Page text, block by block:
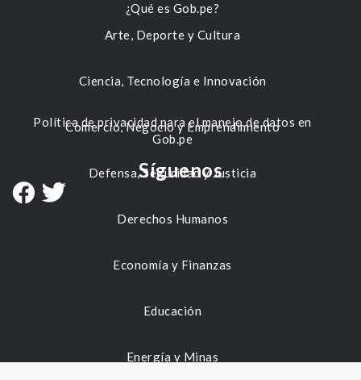
Arte, Deporte y Cultura
Ciencia, Tecnología e Innovación
Comercio, Negocio y Emprendimiento
Defensa, Seguridad y Justicia
Derechos Humanos
Economía y Finanzas
Educación
Energía y Minas
¿Qué es Gob.pe?
Política de privacidad para el manejo de datos en
Gob.pe
Síguenos